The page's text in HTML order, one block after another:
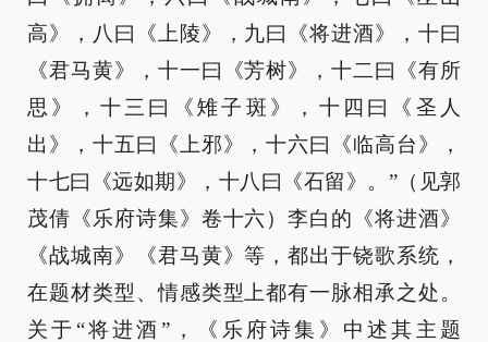
高》，八曰《上陵》，九曰《将进酒》，十曰
《君马黄》，十一曰《芳树》，十二曰《有所
思》，十三曰《雉子斑》，十四曰《圣人
出》，十五曰《上邪》，十六曰《临高台》，
十七曰《远如期》，十八曰《石留》。”（见郭
茂倩《乐府诗集》卷十六）李白的《将进酒》
《战城南》《君马黄》等，都出于铙歌系统，
在题材类型、情感类型上都有一脉相承之处。
关于“将进酒”，《乐府诗集》中述其主题